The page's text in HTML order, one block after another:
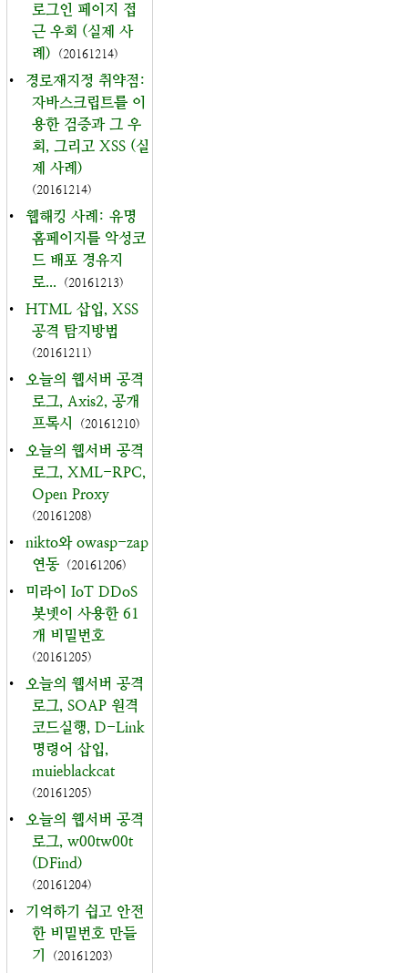
로그인 페이지 접
근 우회 (실제 사
례)
(20161214)
•
경로재지정 취약점:
자바스크립트를 이
용한 검증과 그 우
회, 그리고 XSS (실
제 사례)
(20161214)
•
웹해킹 사례: 유명
홈페이지를 악성코
드 배포 경유지
로...
(20161213)
•
HTML 삽입, XSS
공격 탐지방법
(20161211)
•
오늘의 웹서버 공격
로그, Axis2, 공개
프록시
(20161210)
•
오늘의 웹서버 공격
로그, XML-RPC,
Open Proxy
(20161208)
•
nikto와 owasp-zap
연동 (20161206)
•
미라이 IoT DDoS
봇넷이 사용한 61
개 비밀번호
(20161205)
•
오늘의 웹서버 공격
로그, SOAP 원격
코드실행, D-Link
명령어 삽입,
muieblackcat
(20161205)
•
오늘의 웹서버 공격
로그, w00tw00t
(DFind)
(20161204)
•
기억하기 쉽고 안전
한 비밀번호 만들
기
(20161203)